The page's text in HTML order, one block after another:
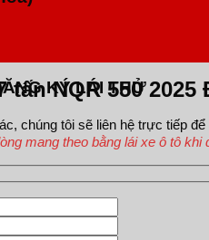
KÝ LÁI THỬ
chúng tôi sẽ liên hệ trực tiếp
mang theo bằng lái xe ô tô khi
tấn NQR 550